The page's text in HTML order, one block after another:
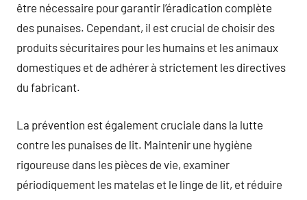
être nécessaire pour garantir l’éradication complète
des punaises. Cependant, il est crucial de choisir des
produits sécuritaires pour les humains et les animaux
domestiques et de adhérer à strictement les directives
du fabricant.
La prévention est également cruciale dans la lutte
contre les punaises de lit. Maintenir une hygiène
rigoureuse dans les pièces de vie, examiner
périodiquement les matelas et le linge de lit, et réduire